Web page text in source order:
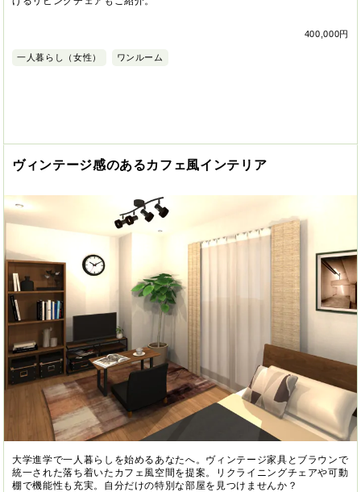
400,000円
一人暮らし（女性） ワンルーム
ヴィンテージ感のあるカフェ風インテリア
大学進学で一人暮らしを始めるあなたへ。ヴィンテージ家具とブラウンで
統一された落ち着いたカフェ風空間を提案。リクライニングチェアや可動
棚で機能性も充実。自分だけの特別な部屋を見つけませんか？